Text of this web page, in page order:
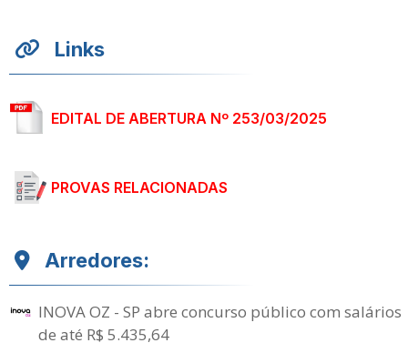
Links
EDITAL DE ABERTURA Nº 253/03/2025
PROVAS RELACIONADAS
Arredores:
INOVA OZ - SP abre concurso público com salários
de até R$ 5.435,64